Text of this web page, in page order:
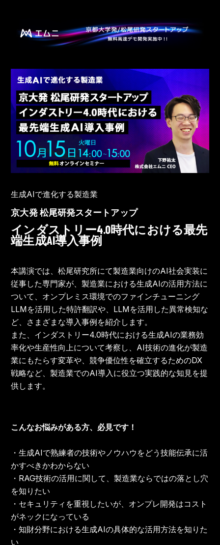
生成AIで進化する製造業
京大発 松尾研発スタートアップ
インダストリー4.0時代における最先
端生成AI導入事例
本講演では、松尾研究所にて製造業向けのAI社会実装に
従事した専門家が、製造業における生成AIの活用方法に
ついて、オンプレミス環境でのファインチューニング
LLMを活用した特許翻訳や、LLMを活用した異常検知な
ど、さまざまな導入事例を紹介します。
また、インダストリー4.0時代における生成AIの業務効
率化や生産性向上について考察し、AI技術の進化が製造
業にもたらす変革や、競争優位性を確立するためのDX
戦略など、製造業でのAI導入に役立つ実践的な知見を提
供します。
こんなお悩みがある方、必見です！
・生成AIで熟練者の技術やノウハウをどう技能伝承に活
かすべきかわからない
・RAG技術の活用に関して、製造業ならではの落とし穴
を知りたい
・セキュリティを重視したいが、オンプレ開発はコスト
がネックになっている
・知財分野における生成AIの具体的な活用方法を知りた
い